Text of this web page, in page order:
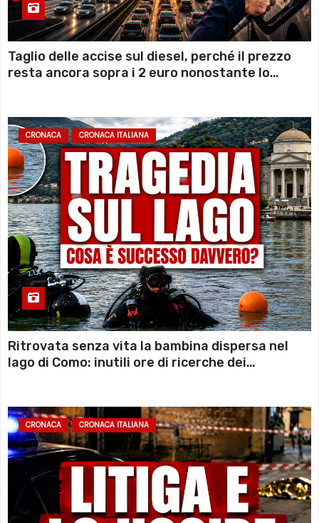
Taglio delle accise sul diesel, perché il prezzo
resta ancora sopra i 2 euro nonostante lo
CRONACA CRONACA ITALIANA
Ritrovata senza vita la bambina dispersa nel
lago di Como: inutili ore di ricerche dei
CRONACA CRONACA ITALIANA